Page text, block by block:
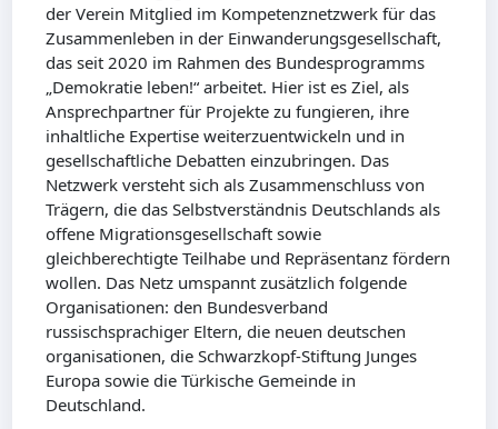
der Verein Mitglied im Kompetenznetzwerk für das
Zusammenleben in der Einwanderungsgesellschaft,
das seit 2020 im Rahmen des Bundesprogramms
„Demokratie leben!“ arbeitet. Hier ist es Ziel, als
Ansprechpartner für Projekte zu fungieren, ihre
inhaltliche Expertise weiterzuentwickeln und in
gesellschaftliche Debatten einzubringen. Das
Netzwerk versteht sich als Zusammenschluss von
Trägern, die das Selbstverständnis Deutschlands als
offene Migrationsgesellschaft sowie
gleichberechtigte Teilhabe und Repräsentanz fördern
wollen. Das Netz umspannt zusätzlich folgende
Organisationen: den Bundesverband
russischsprachiger Eltern, die neuen deutschen
organisationen, die Schwarzkopf-Stiftung Junges
Europa sowie die Türkische Gemeinde in
Deutschland.